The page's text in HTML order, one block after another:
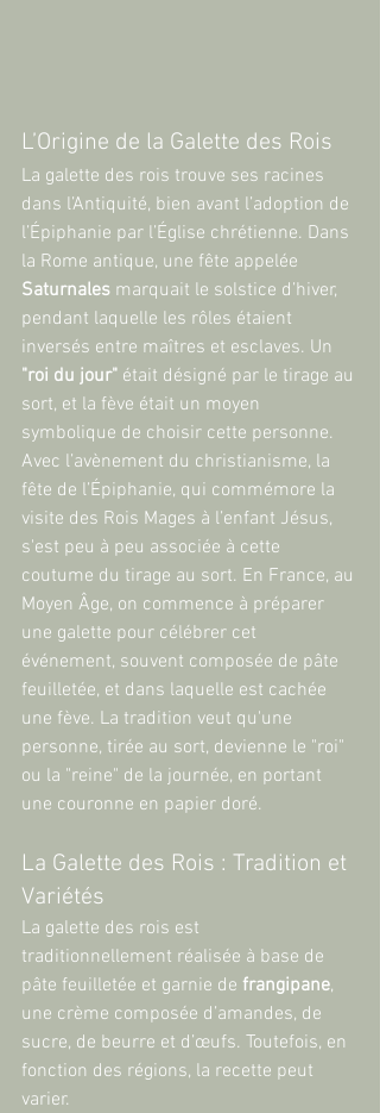
L’Origine de la Galette des Rois
La galette des rois trouve ses racines
dans l’Antiquité, bien avant l’adoption de
l’Épiphanie par l’Église chrétienne. Dans
la Rome antique, une fête appelée
Saturnales marquait le solstice d’hiver,
pendant laquelle les rôles étaient
inversés entre maîtres et esclaves. Un
"roi du jour" était désigné par le tirage au
sort, et la fève était un moyen
symbolique de choisir cette personne.
Avec l’avènement du christianisme, la
fête de l’Épiphanie, qui commémore la
visite des Rois Mages à l’enfant Jésus,
s'est peu à peu associée à cette
coutume du tirage au sort. En France, au
Moyen Âge, on commence à préparer
une galette pour célébrer cet
événement, souvent composée de pâte
feuilletée, et dans laquelle est cachée
une fève. La tradition veut qu'une
personne, tirée au sort, devienne le "roi"
ou la "reine" de la journée, en portant
une couronne en papier doré.
La Galette des Rois : Tradition et
Variétés
La galette des rois est
traditionnellement réalisée à base de
pâte feuilletée et garnie de frangipane,
une crème composée d’amandes, de
sucre, de beurre et d’œufs. Toutefois, en
fonction des régions, la recette peut
varier.